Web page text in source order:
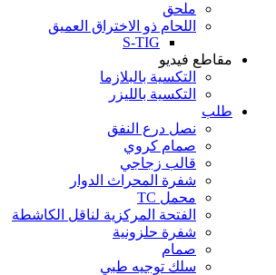
ملحق
اللحام ذو الاختراق العميق
S-TIG
مقاطع فيديو
التكسية بالبلازما
التكسية بالليزر
طلب
نصل درع النفق
صمام كروي
قالب زجاجي
شفرة المحراث الدوار
محمل TC
الفتحة المركزية لناقل الكاشطة
شفرة حلزونية
صمام
سلك توجيه طبي